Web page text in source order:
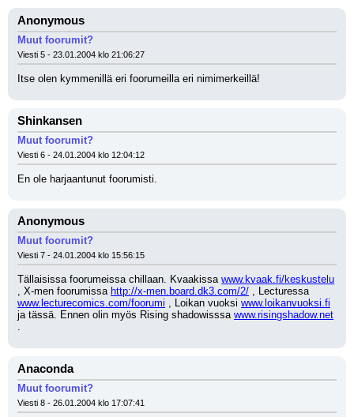
Anonymous
Muut foorumit?
Viesti 5 - 23.01.2004 klo 21:06:27
Itse olen kymmenillä eri foorumeilla eri nimimerkeillä!
Shinkansen
Muut foorumit?
Viesti 6 - 24.01.2004 klo 12:04:12
En ole harjaantunut foorumisti.
Anonymous
Muut foorumit?
Viesti 7 - 24.01.2004 klo 15:56:15
Tällaisissa foorumeissa chillaan. Kvaakissa www.kvaak.fi/keskustelu
, X-men foorumissa http://x-men.board.dk3.com/2/
, Lecturessa
www.lecturecomics.com/foorumi , Loikan vuoksi www.loikanvuoksi.fi
ja tässä. Ennen olin myös Rising shadowisssa www.risingshadow.net
.
Anaconda
Muut foorumit?
Viesti 8 - 26.01.2004 klo 17:07:41